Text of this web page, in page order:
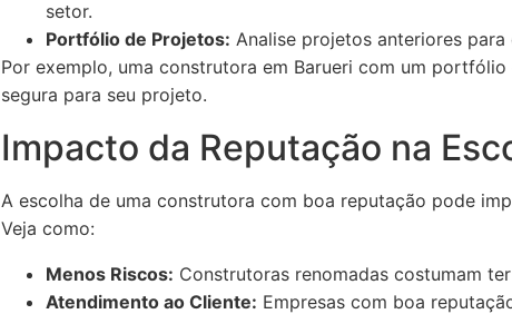
setor.
Portfólio de Projetos: Analise projetos anteriores
Por exemplo, uma construtora em Barueri com um
segura para seu projeto.
Impacto da Reputação na
A escolha de uma construtora com boa reputação pode
Veja como:
Menos Riscos: Construtoras renomadas costumam
Atendimento ao Cliente: Empresas com boa